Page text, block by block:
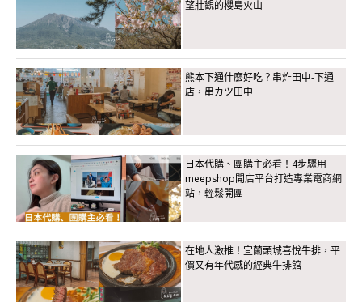
望壯觀的櫻島火山
熊本下通什麼好吃？串炸田中-下通
店，串カツ田中
日本代購、團購主必看！4步驟用
meepshop開店平台打造專業電商網
站，輕鬆開團
在地人激推！宜蘭頭城喜悅牛排，平
價又有年代感的經典牛排館